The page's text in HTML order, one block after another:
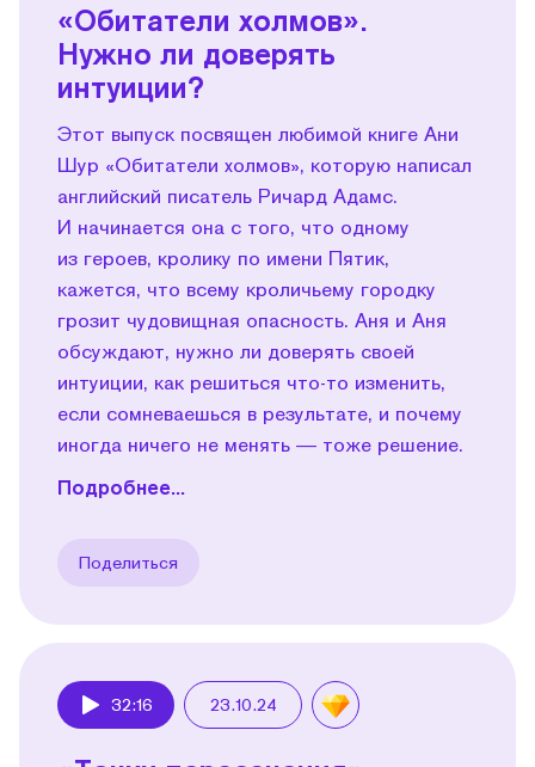
«Обитатели холмов».
Нужно ли доверять
интуиции?
Этот выпуск посвящен любимой книге Ани
Шур «Обитатели холмов», которую написал
английский писатель Ричард Адамс.
И начинается она с того, что одному
из героев, кролику по имени Пятик,
кажется, что всему кроличьему городку
грозит чудовищная опасность. Аня и Аня
обсуждают, нужно ли доверять своей
интуиции, как решиться что-то изменить,
если сомневаешься в результате, и почему
иногда ничего не менять — тоже решение.
Подробнее...
Поделиться
32:16 23.10.24